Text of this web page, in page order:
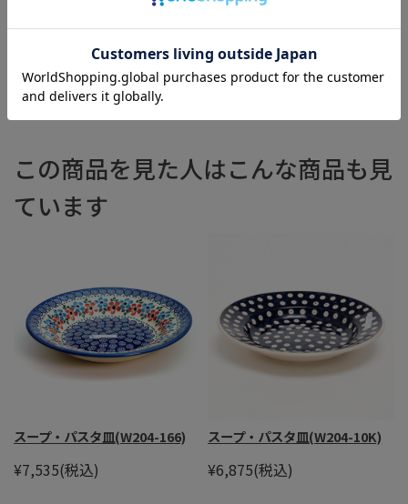
この商品を見た人はこんな商品も見
ています
スープ・パスタ皿(W204-166)
¥7,535(税込)
スープ・パスタ皿(W204-10K)
¥6,875(税込)